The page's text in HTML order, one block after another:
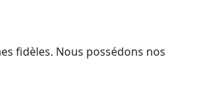
fidèles. Nous possédons nos